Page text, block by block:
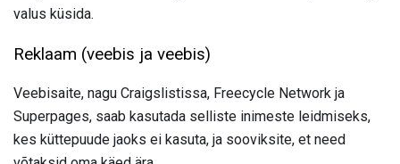
valus küsida.
Reklaam (veebis ja veebis)
Veebisaite, nagu Craigslistissa, Freecycle Network ja
Superpages, saab kasutada selliste inimeste leidmiseks,
kes küttepuude jaoks ei kasuta, ja sooviksite, et need